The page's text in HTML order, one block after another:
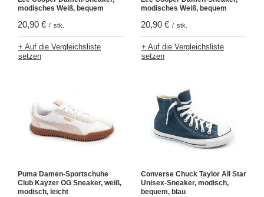
modisches Weiß, bequem
20,90 € / stk.
+ Auf die Vergleichsliste
setzen
modisches Weiß, bequem
20,90 € / stk.
+ Auf die Vergleichsliste
setzen
Puma Damen-Sportschuhe
Club Kayzer OG Sneaker, weiß,
modisch, leicht
Converse Chuck Taylor All Star
Unisex-Sneaker, modisch,
bequem, blau